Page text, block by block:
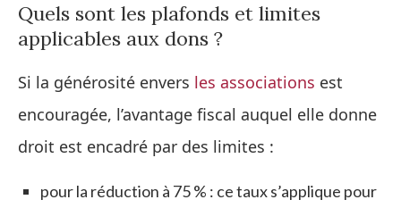
Quels sont les plafonds et limites
applicables aux dons ?
Si la générosité envers les associations est
encouragée, l’avantage fiscal auquel elle donne
droit est encadré par des limites :
pour la réduction à 75 % : ce taux s’applique pour